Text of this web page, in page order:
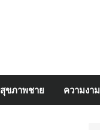
สุขภาพชาย ความงาม